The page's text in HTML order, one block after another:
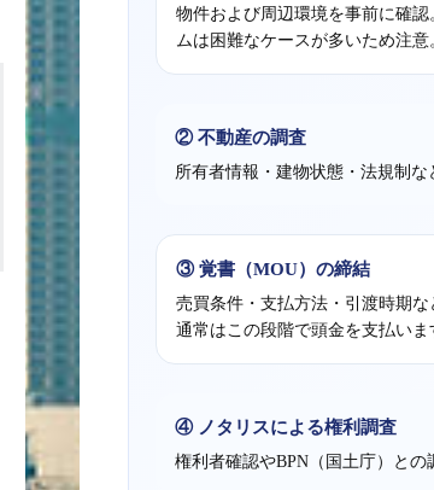
物件および周辺環境を事前に確
ムは困難なケースが多いため注意
② 不動産の調査
所有者情報・建物状態・法規制な
③ 覚書（MOU）の締結
売買条件・支払方法・引渡時期な
通常はこの段階で頭金を支払いま
④ ノタリスによる権利調査
権利者確認やBPN（国土庁）との